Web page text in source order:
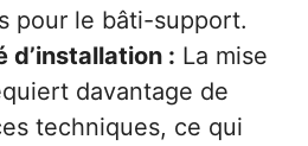
pour le bâti-support.
d’installation : La mise
davantage de
techniques, ce qui